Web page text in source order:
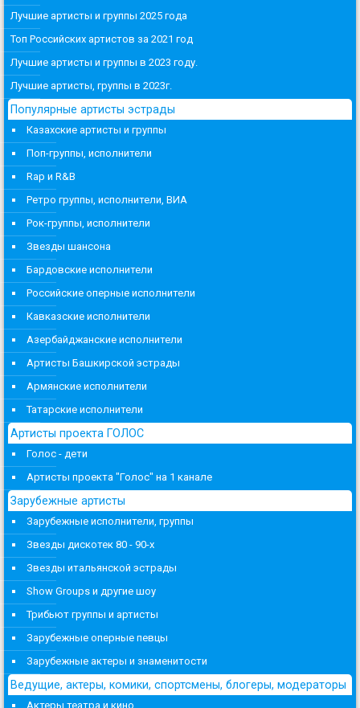
Лучшие артисты и группы 2025 года
Топ Российских артистов за 2021 год
Лучшие артисты и группы в 2023 году.
Лучшие артисты, группы в 2023г.
Популярные артисты эстрады
Казахские артисты и группы
Поп-группы, исполнители
Rap и R&B
Ретро группы, исполнители, ВИА
Рок-группы, исполнители
Звезды шансона
Бардовские исполнители
Российские оперные исполнители
Кавказские исполнители
Азербайджанские исполнители
Артисты Башкирской эстрады
Армянские исполнители
Татарские исполнители
Артисты проекта ГОЛОС
Голос - дети
Артисты проекта "Голос" на 1 канале
Зарубежные артисты
Зарубежные исполнители, группы
Звезды дискотек 80 - 90-х
Звезды итальянской эстрады
Show Groups и другие шоу
Трибьют группы и артисты
Зарубежные оперные певцы
Зарубежные актеры и знаменитости
Ведущие, актеры, комики, спортсмены, блогеры, модераторы
Актеры театра и кино